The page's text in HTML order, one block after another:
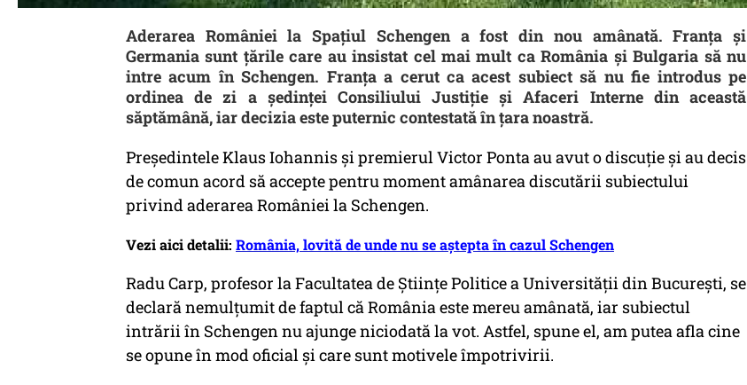
Aderarea României la Spațiul Schengen a fost din nou amânată. Franţa şi
Germania sunt ţările care au insistat cel mai mult ca România şi Bulgaria să nu
intre acum în Schengen. Franţa a cerut ca acest subiect să nu fie introdus pe
ordinea de zi a şedinţei Consiliului Justiţie şi Afaceri Interne din această
săptămână, iar decizia este puternic contestată în țara noastră.
Preşedintele Klaus Iohannis şi premierul Victor Ponta au avut o discuţie şi au decis
de comun acord să accepte pentru moment amânarea discutării subiectului
privind aderarea României la Schengen.
Vezi aici detalii: România, lovită de unde nu se aștepta în cazul Schengen
Radu Carp, profesor la Facultatea de Ştiinţe Politice a Universităţii din Bucureşti, se
declară nemulțumit de faptul că România este mereu amânată, iar subiectul
intrării în Schengen nu ajunge niciodată la vot. Astfel, spune el, am putea afla cine
se opune în mod oficial și care sunt motivele împotrivirii.